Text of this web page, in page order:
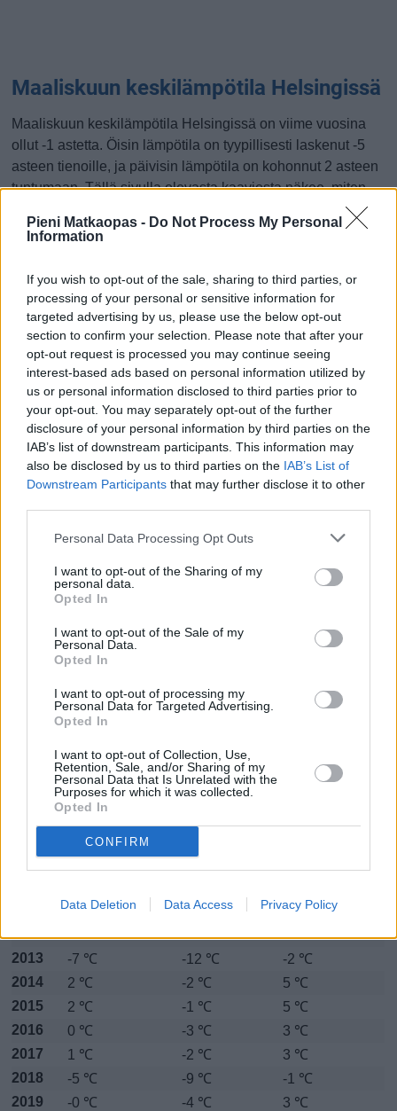
Pieni Matkaopas - Do Not Process My Personal
Information
If you wish to opt-out of the sale, sharing to third parties, or
processing of your personal or sensitive information for
targeted advertising by us, please use the below opt-out
section to confirm your selection. Please note that after your
opt-out request is processed you may continue seeing
interest-based ads based on personal information utilized by
us or personal information disclosed to third parties prior to
your opt-out. You may separately opt-out of the further
disclosure of your personal information by third parties on the
IAB’s list of downstream participants. This information may
also be disclosed by us to third parties on the IAB’s List of
Downstream Participants that may further disclose it to other
Personal Data Processing Opt Outs
I want to opt-out of the Sharing of my
personal data.
Opted In
I want to opt-out of the Sale of my
Personal Data.
Opted In
I want to opt-out of processing my
Personal Data for Targeted Advertising.
Opted In
I want to opt-out of Collection, Use,
Retention, Sale, and/or Sharing of my
Personal Data that Is Unrelated with the
Purposes for which it was collected.
Opted In
CONFIRM
Data Deletion Data Access Privacy Policy
Maaliskuun keskilämpötila Helsingissä
Maaliskuun keskilämpötila Helsingissä on viime vuosina
ollut -1 astetta. Öisin lämpötila on tyypillisesti laskenut -5
asteen tienoille, ja päivisin lämpötila on kohonnut 2 asteen
tuntumaan. Tällä sivulla olevasta kaaviosta näkee, miten
lämmin sää Helsingissä on keskimäärin ollut maaliskuussa
viime vuosina ja vaihteluväli, jolla lämpötila tavallisina
Hetkellisesti Helsingissä on silti koettu tätäkin kylmempiä ja
lämpimämpiä maaliskuisia päiviä. Esimerkiksi vuoden
2013 maaliskuussa lämpötila käväisi alimmillaan -21
asteessa ja toisaalta vuonna 2019 maaliskuussa
hätyyteltiin eräänä poikkeuksellisen lämpimänä päivänä 12
asteen lukemia.
Entä muut kuukaudet? Miten lämmintä
Helsingissä on ollut...
Tammikuussa Helmikuussa Maaliskuussa
Lokakuussa
Kiinnostavatko sademäärät?
aikaisempina vuosina.
Maaliskuun keskilämpötila Helsingissä
10 vuoden tarkastelujaksolla
Mikä on Helsingin tavanomainen lämpötila maaliskuussa.
Vuorokauden
keskilämpötila
Alin
keskimäärin
Ylin
-2 ℃ -5 ℃
1 ℃
2012
-0 ℃ -3 ℃
3 ℃
2013
-7 ℃ -12 ℃
-2 ℃
2014
2 ℃ -2 ℃
5 ℃
2015
2 ℃ -1 ℃
5 ℃
2016
0 ℃ -3 ℃
3 ℃
2017
1 ℃ -2 ℃
3 ℃
2018
-5 ℃ -9 ℃
-1 ℃
2019
-0 ℃ -4 ℃ 3 ℃